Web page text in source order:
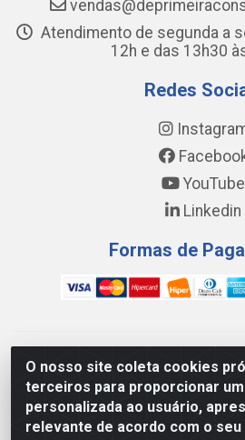
O nosso site coleta cookies
terceiros para proporcionar
personalizada ao usuário,
relevante de acordo com o
Atendimento de segunda a
12h e das 13h30
Redes
YouTube
Linkedin
Formas de
WING DISTRIBUIDORA COMÉRCIO E
DE CONSTRUÇÕES LTDA - AV. DA
PATRÍCIA GOMES, CAUCAIA/CE -
17.523.384/